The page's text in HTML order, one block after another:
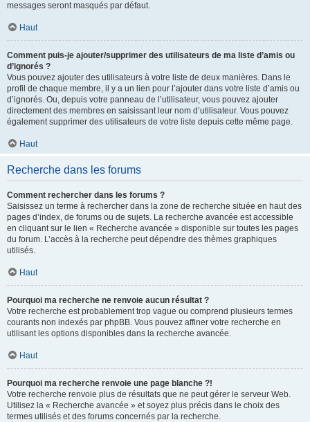
messages seront masqués par défaut.
Haut
Comment puis-je ajouter/supprimer des utilisateurs de ma liste d’amis ou
d’ignorés ?
Vous pouvez ajouter des utilisateurs à votre liste de deux manières. Dans le
profil de chaque membre, il y a un lien pour l’ajouter dans votre liste d’amis ou
d’ignorés. Ou, depuis votre panneau de l’utilisateur, vous pouvez ajouter
directement des membres en saisissant leur nom d’utilisateur. Vous pouvez
également supprimer des utilisateurs de votre liste depuis cette même page.
Haut
Recherche dans les forums
Comment rechercher dans les forums ?
Saisissez un terme à rechercher dans la zone de recherche située en haut des
pages d’index, de forums ou de sujets. La recherche avancée est accessible
en cliquant sur le lien « Recherche avancée » disponible sur toutes les pages
du forum. L’accès à la recherche peut dépendre des thèmes graphiques
utilisés.
Haut
Pourquoi ma recherche ne renvoie aucun résultat ?
Votre recherche est probablement trop vague ou comprend plusieurs termes
courants non indexés par phpBB. Vous pouvez affiner votre recherche en
utilisant les options disponibles dans la recherche avancée.
Haut
Pourquoi ma recherche renvoie une page blanche ?!
Votre recherche renvoie plus de résultats que ne peut gérer le serveur Web.
Utilisez la « Recherche avancée » et soyez plus précis dans le choix des
termes utilisés et des forums concernés par la recherche.